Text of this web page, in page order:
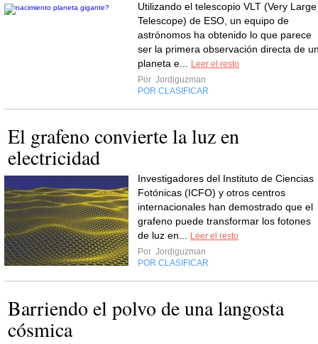
Utilizando el telescopio VLT (Very Large
Telescope) de ESO, un equipo de
astrónomos ha obtenido lo que parece
ser la primera observación directa de
planeta e... Leer el resto
Por Jordiguzman
POR CLASIFICAR
El grafeno convierte la luz en
electricidad
Investigadores del Instituto de Ciencias
Fotónicas (ICFO) y otros centros
internacionales han demostrado que el
grafeno puede transformar los fotones
de luz en... Leer el resto
Por Jordiguzman
POR CLASIFICAR
Barriendo el polvo de una langosta
cósmica